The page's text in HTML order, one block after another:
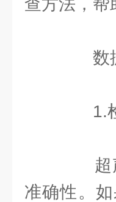
查方法，帮
数据
1.检
超声
准确性。